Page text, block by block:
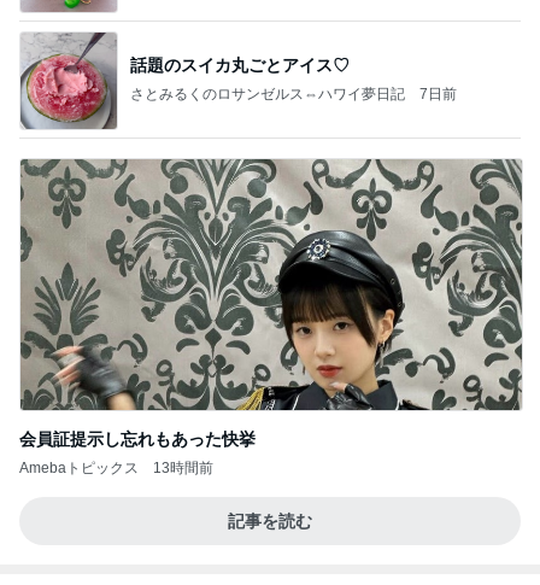
話題のスイカ丸ごとアイス♡
さとみるくのロサンゼルス⇔ハワイ夢日記 7日前
会員証提示し忘れもあった快挙
Amebaトピックス 13時間前
記事を読む